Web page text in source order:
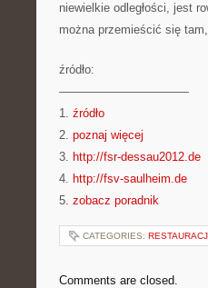
niewielkie odległości, jest
można przemieścić się
źródło:
———————————
1. źródło
2. poznaj więcej
3. http://fsr-dessau2012.de
4. http://fsv-saulheim.de
5. zobacz poradnik
CATEGORIES:
Comments are closed.